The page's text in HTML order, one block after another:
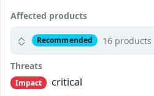
Affected products
Recommended 16 products
Threats
Impact
critical